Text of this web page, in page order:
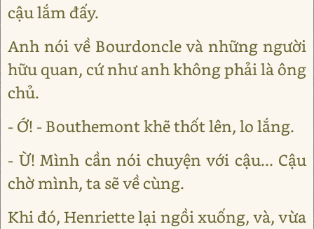
cậu lắm đấy.
Anh nói về Bourdoncle và những người
hữu quan, cứ như anh không phải là ông
chủ.
- Ớ! - Bouthemont khẽ thốt lên, lo lắng.
- Ừ! Mình cần nói chuyện với cậu... Cậu
chờ mình, ta sẽ về cùng.
Khi đó, Henriette lại ngồi xuống, và, vừa